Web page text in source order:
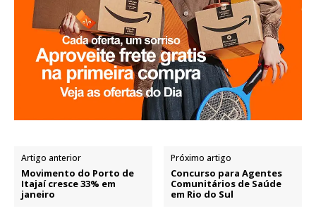
Artigo anterior
Movimento do Porto de
Itajaí cresce 33% em
janeiro
Próximo artigo
Concurso para Agentes
Comunitários de Saúde
em Rio do Sul